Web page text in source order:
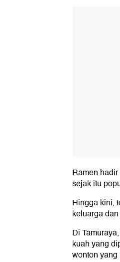
Ramen
sejak itu
Hingga kini,
keluarga
Di
kuah yang
wonton